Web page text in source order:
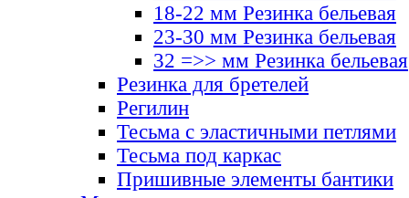
18-22 мм Резинка бельевая
23-30 мм Резинка бельевая
32 =>> мм Резинка бельевая
Резинка для бретелей
Регилин
Тесьма с эластичными петлями
Тесьма под каркас
Пришивные элементы бантики